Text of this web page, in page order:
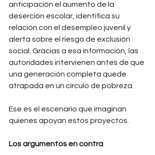
anticipación el aumento de la
deserción escolar, identifica su
relación con el desempleo juvenil y
alerta sobre el riesgo de exclusión
social. Gracias a esa información, las
autoridades intervienen antes de que
una generación completa quede
atrapada en un círculo de pobreza.
Ese es el escenario que imaginan
quienes apoyan estos proyectos.
Los argumentos en contra